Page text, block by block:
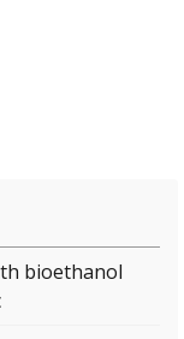
bioethanol